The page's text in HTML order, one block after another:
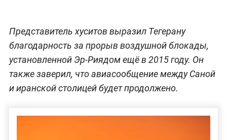
Представитель хуситов выразил Тегерану
благодарность за прорыв воздушной блокады,
установленной Эр-Риядом ещё в 2015 году. Он
также заверил, что авиасообщение между Саной
и иранской столицей будет продолжено.